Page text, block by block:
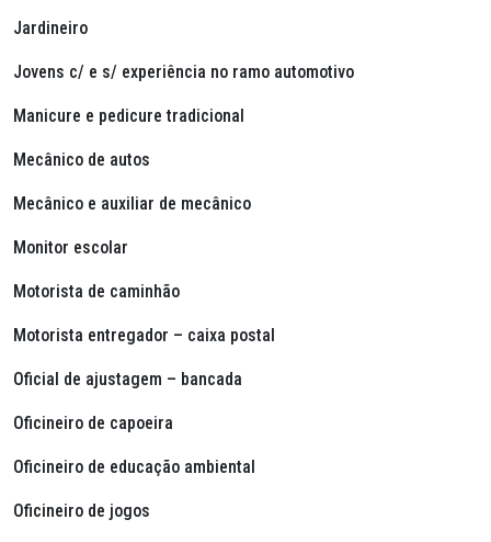
Jardineiro
Jovens c/ e s/ experiência no ramo automotivo
Manicure e pedicure tradicional
Mecânico de autos
Mecânico e auxiliar de mecânico
Monitor escolar
Motorista de caminhão
Motorista entregador – caixa postal
Oficial de ajustagem – bancada
Oficineiro de capoeira
Oficineiro de educação ambiental
Oficineiro de jogos